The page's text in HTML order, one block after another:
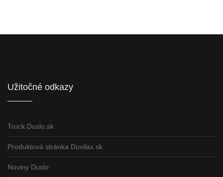
Užitočné odkazy
Truck.Duslo.sk
Produktová stránka Duvilax.sk
Noviny Duslo